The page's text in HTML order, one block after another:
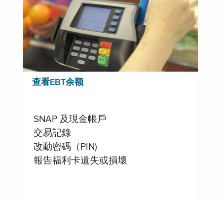
查看EBT余额
SNAP 及現金帳戶
交易記錄
改動密碼（PIN)
報告福利卡遺失或損壞